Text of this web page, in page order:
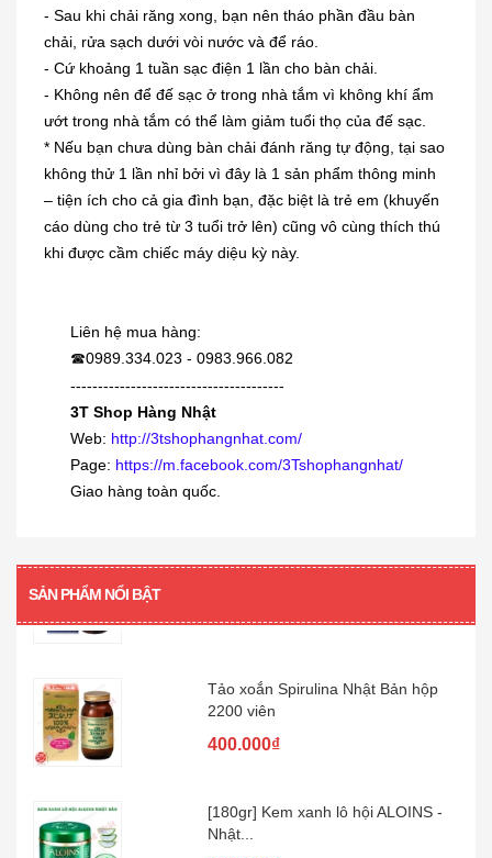
- Sau khi chải răng xong, bạn nên tháo phần đầu bàn
chải, rửa sạch dưới vòi nước và để ráo.
- Cứ khoảng 1 tuần sạc điện 1 lần cho bàn chải.
- Không nên để đế sạc ở trong nhà tắm vì không khí ẩm
ướt trong nhà tắm có thể làm giảm tuổi thọ của đế sạc.
* Nếu bạn chưa dùng bàn chải đánh răng tự động, tại sao
không thử 1 lần nhỉ bởi vì đây là 1 sản phẩm thông minh
– tiện ích cho cả gia đình bạn, đặc biệt là trẻ em (khuyến
cáo dùng cho trẻ từ 3 tuổi trở lên) cũng vô cùng thích thú
khi được cầm chiếc máy diệu kỳ này.
Liên hệ mua hàng:
☎0989.334.023 - 0983.966.082
---------------------------------------
3T Shop Hàng Nhật
Web: http://3tshophangnhat.com/
Page: https://m.facebook.com/3Tshophangnhat/
Giao hàng toàn quốc.
SẢN PHẨM NỔI BẬT
Dung dịch trị mụn cóc, mắt cá,
chai...
230.000₫
380.000₫
Siro viêm - sổ mũi Muhi 120ml
160.000₫
Tảo xoắn Spirulina Nhật Bản hộp
2200 viên
400.000₫
[180gr] Kem xanh lô hội ALOINS -
Nhật...